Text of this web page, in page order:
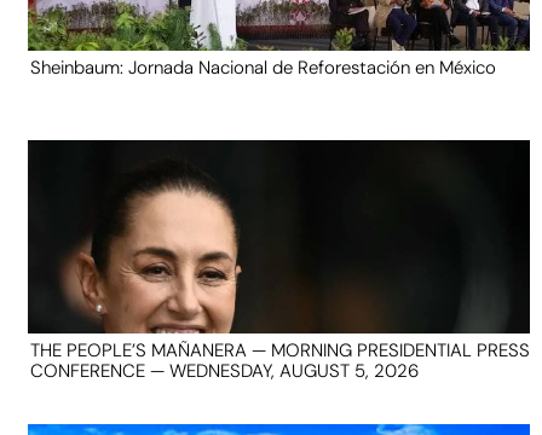
Sheinbaum: Jornada Nacional de Reforestación en México
THE PEOPLE’S MAÑANERA — MORNING PRESIDENTIAL PRESS
CONFERENCE — WEDNESDAY, AUGUST 5, 2026